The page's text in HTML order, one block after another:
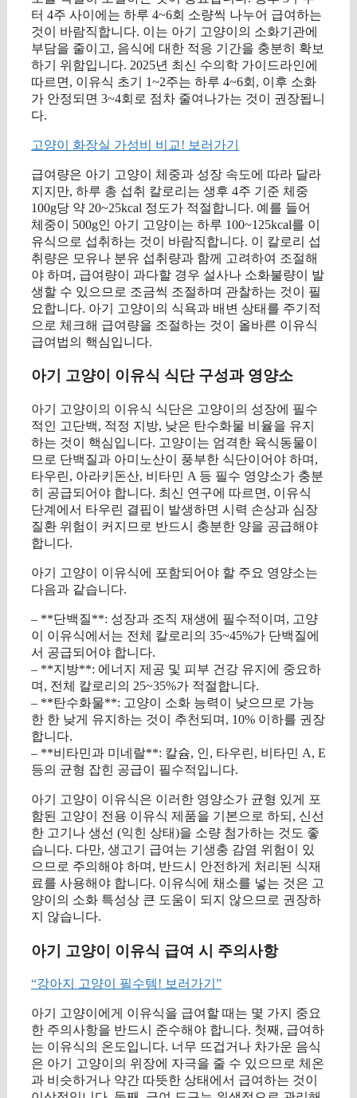
터 4주 사이에는 하루 4~6회 소량씩 나누어 급여하는
것이 바람직합니다. 이는 아기 고양이의 소화기관에
부담을 줄이고, 음식에 대한 적응 기간을 충분히 확보
하기 위함입니다. 2025년 최신 수의학 가이드라인에
따르면, 이유식 초기 1~2주는 하루 4~6회, 이후 소화
가 안정되면 3~4회로 점차 줄여나가는 것이 권장됩니
다.
고양이 화장실 가성비 비교! 보러가기
급여량은 아기 고양이 체중과 성장 속도에 따라 달라
지지만, 하루 총 섭취 칼로리는 생후 4주 기준 체중
100g당 약 20~25kcal 정도가 적절합니다. 예를 들어
체중이 500g인 아기 고양이는 하루 100~125kcal를 이
유식으로 섭취하는 것이 바람직합니다. 이 칼로리 섭
취량은 모유나 분유 섭취량과 함께 고려하여 조절해
야 하며, 급여량이 과다할 경우 설사나 소화불량이 발
생할 수 있으므로 조금씩 조절하며 관찰하는 것이 필
요합니다. 아기 고양이의 식욕과 배변 상태를 주기적
으로 체크해 급여량을 조절하는 것이 올바른 이유식
급여법의 핵심입니다.
아기 고양이 이유식 식단 구성과 영양소
아기 고양이의 이유식 식단은 고양이의 성장에 필수
적인 고단백, 적정 지방, 낮은 탄수화물 비율을 유지
하는 것이 핵심입니다. 고양이는 엄격한 육식동물이
므로 단백질과 아미노산이 풍부한 식단이어야 하며,
타우린, 아라키돈산, 비타민 A 등 필수 영양소가 충분
히 공급되어야 합니다. 최신 연구에 따르면, 이유식
단계에서 타우린 결핍이 발생하면 시력 손상과 심장
질환 위험이 커지므로 반드시 충분한 양을 공급해야
합니다.
아기 고양이 이유식에 포함되어야 할 주요 영양소는
다음과 같습니다.
– **단백질**: 성장과 조직 재생에 필수적이며, 고양
이 이유식에서는 전체 칼로리의 35~45%가 단백질에
서 공급되어야 합니다.
– **지방**: 에너지 제공 및 피부 건강 유지에 중요하
며, 전체 칼로리의 25~35%가 적절합니다.
– **탄수화물**: 고양이 소화 능력이 낮으므로 가능
한 한 낮게 유지하는 것이 추천되며, 10% 이하를 권장
합니다.
– **비타민과 미네랄**: 칼슘, 인, 타우린, 비타민 A, E
등의 균형 잡힌 공급이 필수적입니다.
아기 고양이 이유식은 이러한 영양소가 균형 있게 포
함된 고양이 전용 이유식 제품을 기본으로 하되, 신선
한 고기나 생선 (익힌 상태)을 소량 첨가하는 것도 좋
습니다. 다만, 생고기 급여는 기생충 감염 위험이 있
으므로 주의해야 하며, 반드시 안전하게 처리된 식재
료를 사용해야 합니다. 이유식에 채소를 넣는 것은 고
양이의 소화 특성상 큰 도움이 되지 않으므로 권장하
지 않습니다.
아기 고양이 이유식 급여 시 주의사항
“강아지 고양이 필수템! 보러가기”
아기 고양이에게 이유식을 급여할 때는 몇 가지 중요
한 주의사항을 반드시 준수해야 합니다. 첫째, 급여하
는 이유식의 온도입니다. 너무 뜨겁거나 차가운 음식
은 아기 고양이의 위장에 자극을 줄 수 있으므로 체온
과 비슷하거나 약간 따뜻한 상태에서 급여하는 것이